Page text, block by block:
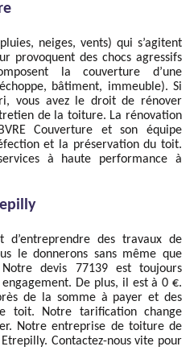
neiges, vents) qui s’agitent
provoquent des chocs agressifs
la couverture d’une
bâtiment, immeuble). Si
vous avez le droit de rénover
de la toiture. La rénovation
Couverture et son équipe
et la préservation du toit.
à haute performance à
d’entreprendre des travaux de
le donnerons sans même que
devis 77139 est toujours
De plus, il est à 0 €.
de la somme à payer et des
toit. Notre tarification change
Notre entreprise de toiture de
Contactez-nous vite pour